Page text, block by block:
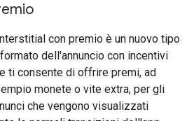
con premio è un nuovo tipo
dell'annuncio con incentivi
ti consente di offrire premi, ad
monete o vite extra, per gli
che vengono visualizzati